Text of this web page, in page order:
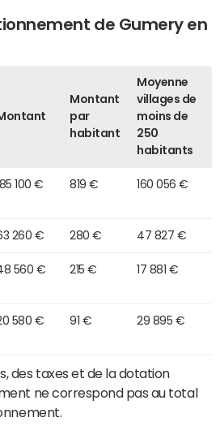
de Gumery en
Montant
par
habitant
Moyenne
villages de
moins de
250
habitants
185 100 € 819 € 160 056 €
260 € 280 € 47 827 €
560 € 215 € 17 881 €
580 € 91 € 29 895 €
des taxes et de la dotation
ne correspond pas au total